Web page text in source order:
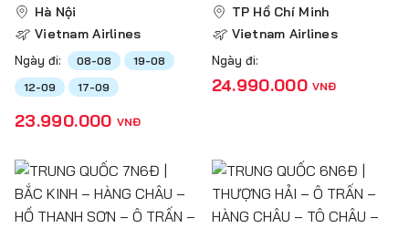
Hà Nội
Vietnam Airlines
Ngày đi: 08-08
19-08
12-09
17-09
23.990.000 VNĐ
TP Hồ Chí Minh
Vietnam Airlines
Ngày đi:
24.990.000 VNĐ